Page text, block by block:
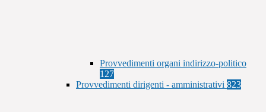
Provvedimenti organi indirizzo-politico
127
Provvedimenti dirigenti - amministrativi 823